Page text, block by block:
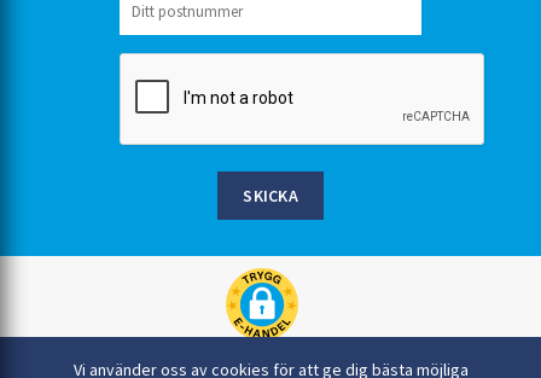
Vi använder oss av cookies för att ge dig bästa möjliga
SKICKA
Rinkaby Rör AB, Box 54, 296 21 Åhus